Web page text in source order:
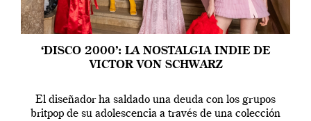
‘DISCO 2000’: LA NOSTALGIA INDIE DE
VICTOR VON SCHWARZ
El diseñador ha saldado una deuda con los grupos
britpop de su adolescencia a través de una colección